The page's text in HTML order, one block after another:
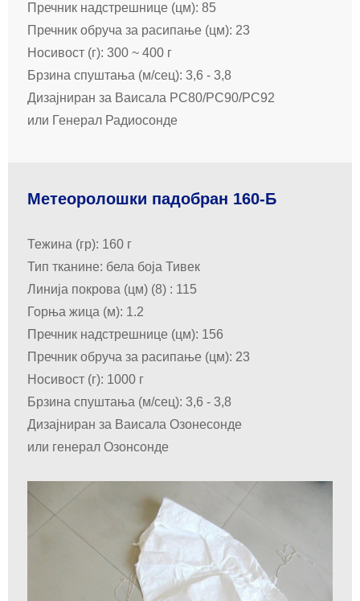
Пречник надстрешнице (цм): 85
Пречник обруча за расипање (цм): 23
Носивост (г): 300 ~ 400 г
Брзина спуштања (м/сец): 3,6 - 3,8
Дизајниран за Ваисала РС80/РС90/РС92
или Генерал Радиосонде
Метеоролошки падобран 160-Б
Тежина (гр): 160 г
Тип тканине: бела боја Тивек
Линија покрова (цм) (8) : 115
Горња жица (м): 1.2
Пречник надстрешнице (цм): 156
Пречник обруча за расипање (цм): 23
Носивост (г): 1000 г
Брзина спуштања (м/сец): 3,6 - 3,8
Дизајниран за Ваисала Озонесонде
или генерал Озонсонде